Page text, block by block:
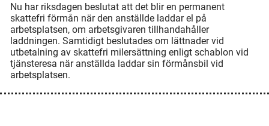
Nu har riksdagen beslutat att det blir en permanent
skattefri förmån när den anställde laddar el på
arbetsplatsen, om arbetsgivaren tillhandahåller
laddningen. Samtidigt beslutades om lättnader vid
utbetalning av skattefri milersättning enligt schablon vid
tjänsteresa när anställda laddar sin förmånsbil vid
arbetsplatsen.